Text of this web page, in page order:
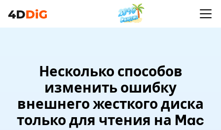
Несколько способов
изменить ошибку
внешнего жесткого диска
только для чтения на Mac